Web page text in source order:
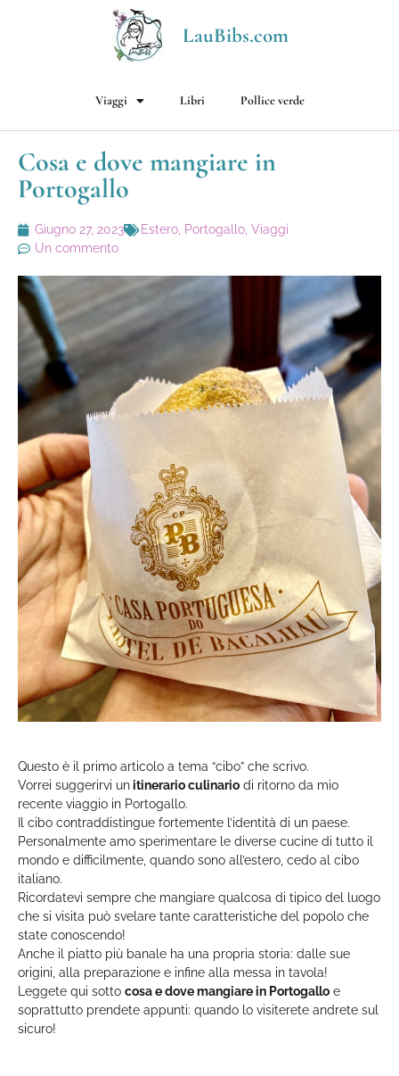
LauBibs.com
Viaggi Libri Pollice verde
Cosa e dove mangiare in
Portogallo
Giugno 27, 2023 Estero Portogallo Viaggi
Un commento
Questo è il primo articolo a tema “cibo” che scrivo.
Vorrei suggerirvi unitinerario culinario di ritorno da mio
recente viaggio in Portogallo.
Il cibo contraddistingue fortemente l’identità di un paese.
Personalmente amo sperimentare le diverse cucine di tutto il
mondo e difficilmente, quando sono all’estero, cedo al cibo
italiano.
Ricordatevi sempre che mangiare qualcosa di tipico del luogo
che si visita può svelare tante caratteristiche del popolo che
state conoscendo!
Anche il piatto più banale ha una propria storia: dalle sue
origini, alla preparazione e infine alla messa in tavola!
Leggete qui sotto cosa e dove mangiare in Portogallo e
soprattutto prendete appunti: quando lo visiterete andrete sul
sicuro!